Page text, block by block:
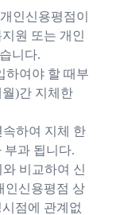
인신용평점이
원 또는 개인
니다.
하여야 할 때부
)간 지체한
하여 지체 한
부과 됩니다.
비교하여 신
인신용평점 상
점에 관계없